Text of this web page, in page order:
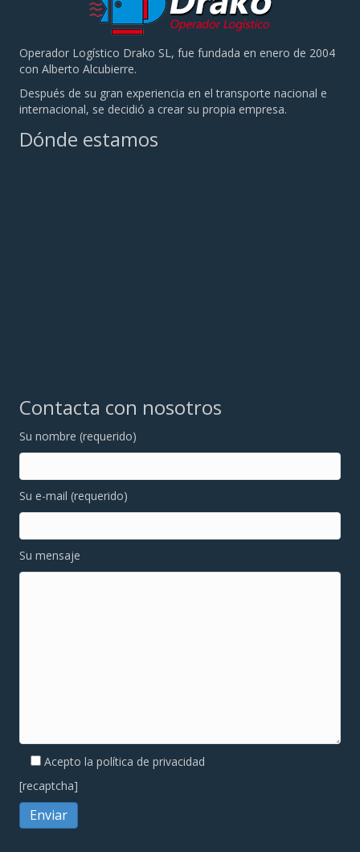
Operador Logístico Drako SL, fue fundada en enero de 2004
con Alberto Alcubierre.
Después de su gran experiencia en el transporte nacional e
internacional, se decidió a crear su propia empresa.
Dónde estamos
Contacta con nosotros
Su nombre (requerido)
Su e-mail (requerido)
Su mensaje
Acepto la política de privacidad
[recaptcha]